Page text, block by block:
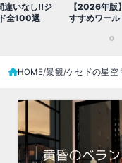
ャンル別お
【2026年版
VRChatアバ
HOME 景観 ケセドの星空